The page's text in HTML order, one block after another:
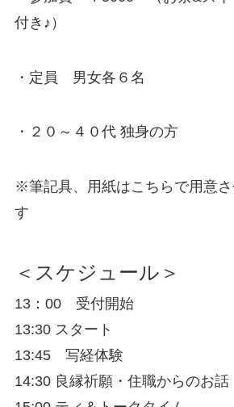
付き♪）
・定員 男女各６名
・２０～４０代 独身の方
※筆記具、用紙はこちらで用意さ
す
＜スケジュール＞
13：00 受付開始
13:30 スタート
13:45 写経体験
14:30 良縁祈願・住職からのお話